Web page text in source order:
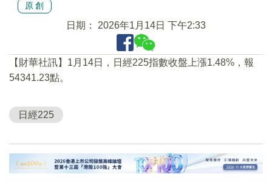
原創
日期： 2026年1月14日 下午2:33
【財華社訊】1月14日，日經225指數收盤上漲1.48%，報
54341.23點。
日經225